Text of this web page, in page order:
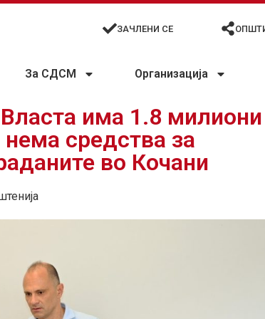
ЗАЧЛЕНИ СЕ
За СДСМ Организација
има 1.8 милиони
средства за
во Кочани